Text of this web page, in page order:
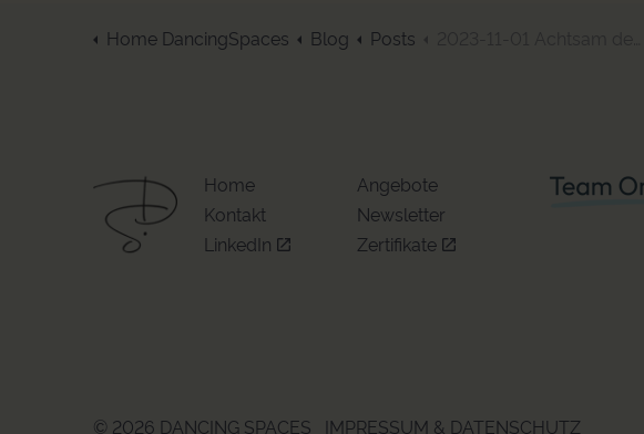
Home DancingSpaces Blog Posts
Home
Angebote
Kontakt
Newsletter
LinkedIn
Zertifikate
© 2026 DANCING SPACES IMPRESSUM & DATENSCHUTZ